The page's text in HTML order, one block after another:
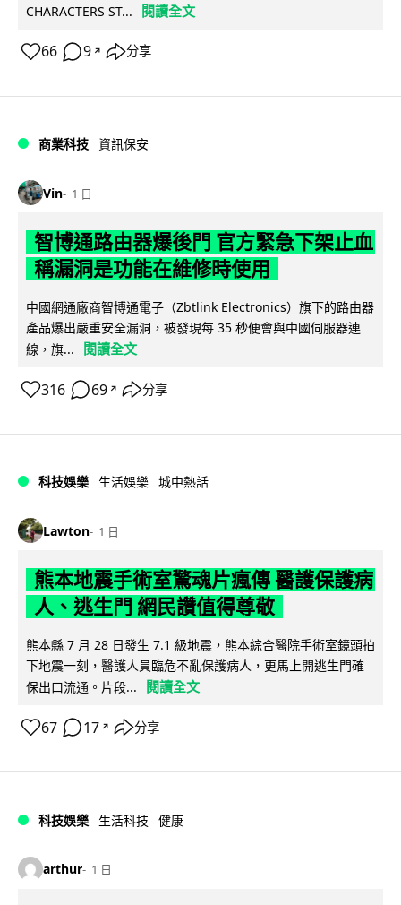
CHARACTERS ST...
閱讀全文
66 9 ↗ 分享
商業科技 資訊保安
Vin 1 日
智博通路由器爆後門 官方緊急下架止血
稱漏洞是功能在維修時使用
中國網通廠商智博通電子（Zbtlink Electronics）旗下的路由器
產品爆出嚴重安全漏洞，被發現每 35 秒便會與中國伺服器連
線，旗...
閱讀全文
316 69 ↗ 分享
科技娛樂 生活娛樂 城中熱話
Lawton 1 日
熊本地震手術室驚魂片瘋傳 醫護保護病
人、逃生門 網民讚值得尊敬
熊本縣 7 月 28 日發生 7.1 級地震，熊本綜合醫院手術室鏡頭拍
下地震一刻，醫護人員臨危不亂保護病人，更馬上開逃生門確
保出口流通。片段...
閱讀全文
67 17 ↗ 分享
科技娛樂 生活科技 健康
arthur 1 日